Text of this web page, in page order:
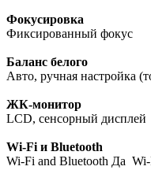
Фокусировка
Фиксированный фокус
Баланс белого
Авто, ручная настройка
ЖК-монитор
LCD, сенсорный дисплей
Wi-Fi и Bluetooth
Wi-Fi and Bluetooth Да